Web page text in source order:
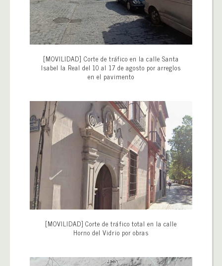
[MOVILIDAD] Corte de tráfico en la calle Santa
Isabel la Real del 10 al 17 de agosto por arreglos
en el pavimento
[MOVILIDAD] Corte de tráfico total en la calle
Horno del Vidrio por obras